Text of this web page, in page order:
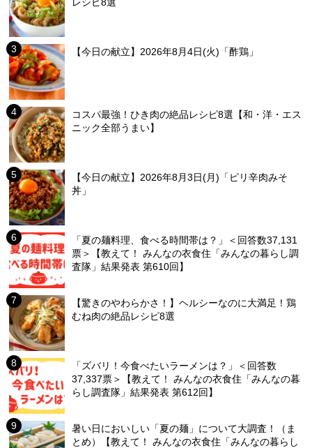
【今日の献立】2026年8月4日(火)「酢鶏」
コスパ最強！ひき肉の絶品レシピ8選【和・洋・エス
ニック全部うまい】
【今日の献立】2026年8月3日(月)「ピリ辛肉みそ
丼」
「夏の麺料理、食べる時間帯は？」＜回答数37,131
票＞【教えて！ みんなの衣食住「みんなの暮らし調
査隊」結果発表 第610回】
【驚きのやわらかさ！】ヘルシーなのに大満足！鶏
むね肉の絶品レシピ8選
「ズバリ！今食べたいラーメンは？」＜回答数
37,337票＞【教えて！ みんなの衣食住「みんなの暮
らし調査隊」結果発表 第612回】
暑い日においしい「夏の麺」について大調査！（ま
とめ）【教えて！ みんなの衣食住「みんなの暮らし